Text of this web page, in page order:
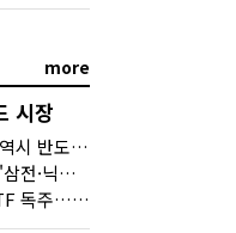
more
시장
변동성에도 키워드는 역시 반도체…신상품은 우주·방산
이번주만 50조 거래...'삼전·닉스 레버리지' 수익률은 -30%
단일종목 레버리지 ETF 독주…'증시 블랙홀'